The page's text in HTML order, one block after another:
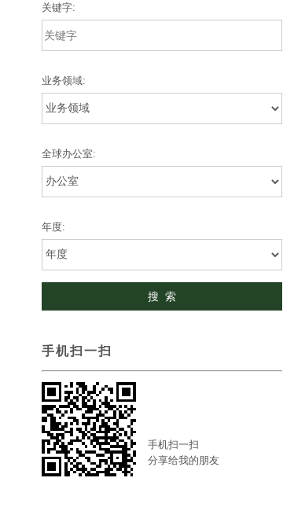
关键字:
业务领域:
全球办公室:
年度:
手机扫一扫
手机扫一扫
分享给我的朋友